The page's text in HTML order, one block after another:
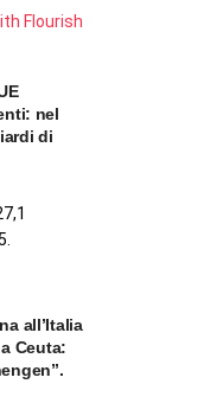
nel
di
all’Italia
Ceuta: